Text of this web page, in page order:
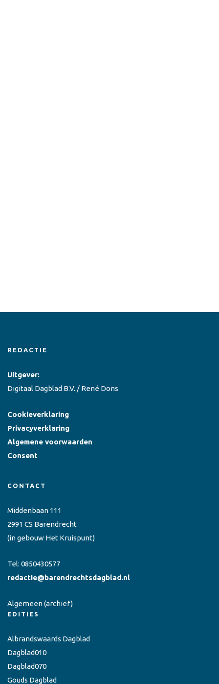
REDACTIE
Uitgever:
Digitaal Dagblad B.V. / René Dons
Cookieverklaring
Privacyverklaring
Algemene voorwaarden
Consent
CONTACT
Middenbaan 111
2991 CS Barendrecht
(in gebouw Het Kruispunt)
Tel: 0850430577
redactie@barendrechtsdagblad.nl
Algemeen(archief)
EDITIES
Albrandswaards Dagblad
Dagblad010
Dagblad070
Gouds Dagblad